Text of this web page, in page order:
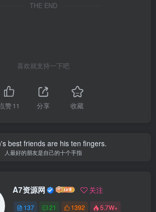
THE END
喜欢就支持一下吧
点赞11 分享 收藏
best friends are his ten fingers.
人最好的朋友是自己的十个手指
A7资源网 关注
137 21 1392 5.7W+